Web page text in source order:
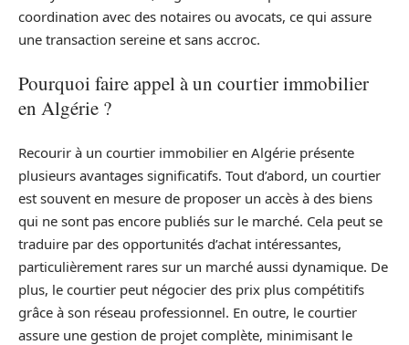
coordination avec des notaires ou avocats, ce qui assure
une transaction sereine et sans accroc.
Pourquoi faire appel à un courtier immobilier
en Algérie ?
Recourir à un courtier immobilier en Algérie présente
plusieurs avantages significatifs. Tout d’abord, un courtier
est souvent en mesure de proposer un accès à des biens
qui ne sont pas encore publiés sur le marché. Cela peut se
traduire par des opportunités d’achat intéressantes,
particulièrement rares sur un marché aussi dynamique. De
plus, le courtier peut négocier des prix plus compétitifs
grâce à son réseau professionnel. En outre, le courtier
assure une gestion de projet complète, minimisant le